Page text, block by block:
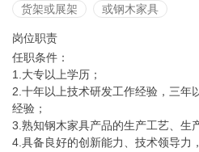
货架或展架 或钢木家具
岗位职责
任职条件：
1.大专以上学历；
2.十年以上技术研发工作经验，三年
经验；
3.熟知钢木家具产品的生产工艺、生
4.具备良好的创新能力、技术领导力